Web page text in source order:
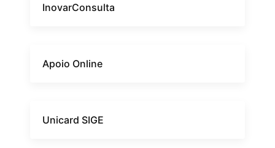
InovarConsulta
Apoio Online
Unicard SIGE